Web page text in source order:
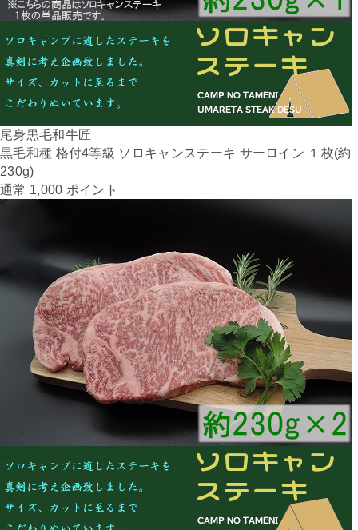
尾身黒毛和牛匠
黒毛和種 格付4等級 ソロキャンステーキ サーロイン １枚(約
230g)
通常 1,000 ポイント